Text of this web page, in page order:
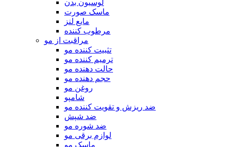
لوسیون بدن
ماسک صورت
مایع لنز
مرطوب کننده
مراقبت از مو
تثبیت کننده مو
ترمیم کننده مو
حالت دهنده مو
حجم دهنده مو
روغن مو
شامپو
ضد ریزش و تقویت کننده مو
ضد شپش
ضد شوره مو
لوازم برقی مو
ماسک مو